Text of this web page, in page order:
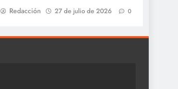
Redacción 27 de julio de 2026 0